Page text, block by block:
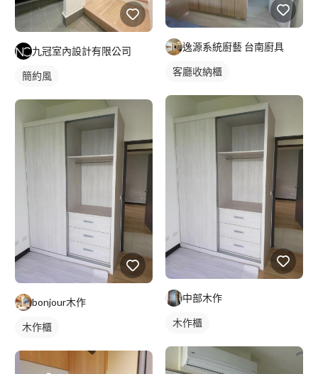
九冠室內設計有限公司
簡約風
bonjour木作
木作櫃
逸源系統廚藝 台南廚具
客廳收納櫃
中部木作
木作櫃